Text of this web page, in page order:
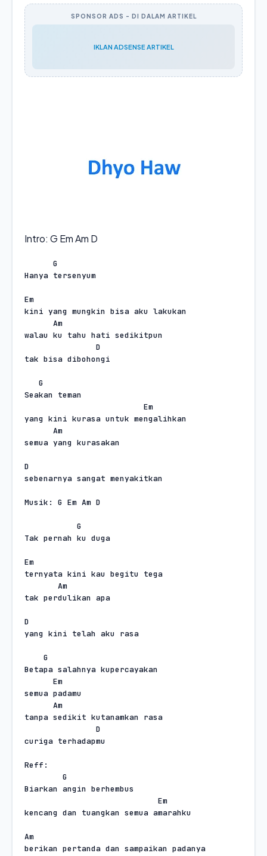
SPONSOR ADS - DI DALAM ARTIKEL
IKLAN ADSENSE ARTIKEL
Intro: G Em Am D
G
Hanya tersenyum
Em
kini yang mungkin bisa aku lakukan
Am
walau ku tahu hati sedikitpun
D
tak bisa dibohongi
G
Seakan teman
Em
yang kini kurasa untuk mengalihkan
Am
semua yang kurasakan
D
sebenarnya sangat menyakitkan
Musik: G Em Am D
G
Tak pernah ku duga
Em
ternyata kini kau begitu tega
Am
tak perdulikan apa
D
yang kini telah aku rasa
G
Betapa salahnya kupercayakan
Em
semua padamu
Am
tanpa sedikit kutanamkan rasa
D
curiga terhadapmu
Reff:
G
Biarkan angin berhembus
Em
kencang dan tuangkan semua amarahku
Am
berikan pertanda dan sampaikan padanya